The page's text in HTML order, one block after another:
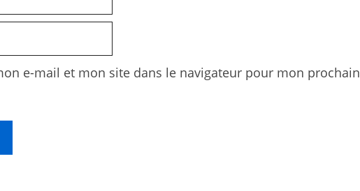
e-mail et mon site dans le navigateur pour mon prochain